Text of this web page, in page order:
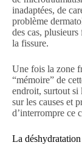
inadaptées, de
problème
des cas,
la fissure.
Une fois la zone
“mémoire” de
endroit, surtout si
sur les causes et
d’interrompre ce
La